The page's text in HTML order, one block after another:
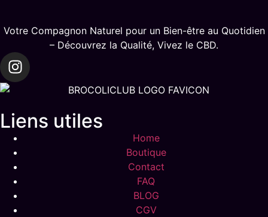
Votre Compagnon Naturel pour un Bien-être au Quotidien
– Découvrez la Qualité, Vivez le CBD.
Liens utiles
Home
Boutique
Contact
FAQ
BLOG
CGV